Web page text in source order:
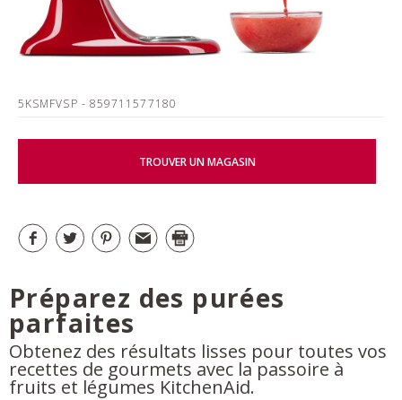
5KSMFVSP - 859711577180
TROUVER UN MAGASIN
Préparez des purées
parfaites
Obtenez des résultats lisses pour toutes vos
recettes de gourmets avec la passoire à
fruits et légumes KitchenAid.